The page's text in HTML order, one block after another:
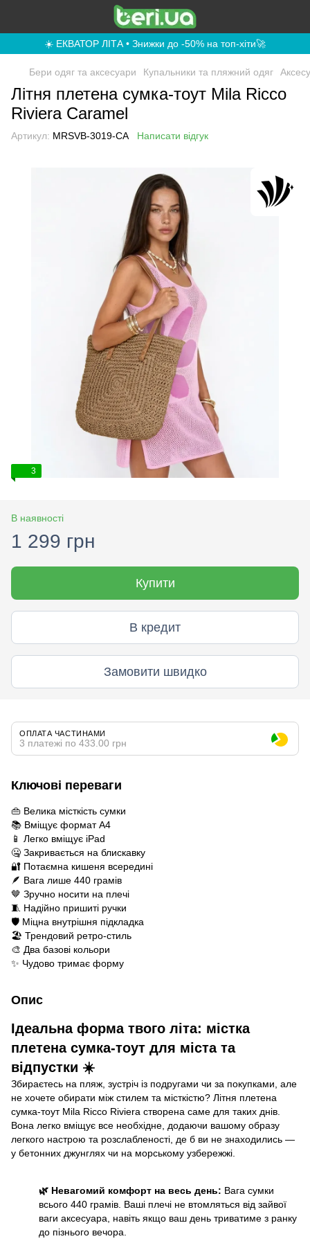
☀️ ЕКВАТОР ЛІТА • Знижки до -50% на топ-хіти🚀
Бери одяг та аксесуари Купальники та пляжний одяг
Літня плетена сумка-тоут Mila Ricco
Riviera Caramel
Артикул: MRSVB-3019-CA Написати відгук
3
В наявності
1 299 грн
Купити
В кредит
Замовити швидко
ОПЛАТА ЧАСТИНАМИ
3 платежі по 433.00 грн
Ключові переваги
👜 Велика місткість сумки
📚 Вміщує формат А4
📱 Легко вміщує iPad
🤐 Закривається на блискавку
🔐 Потаємна кишеня всередині
🪶 Вага лише 440 грамів
🤎 Зручно носити на плечі
🧵 Надійно пришиті ручки
🛡️ Міцна внутрішня підкладка
🏖️ Трендовий ретро-стиль
🎨 Два базові кольори
✨ Чудово тримає форму
Опис
Ідеальна форма твого літа: містка
плетена сумка-тоут для міста та
відпустки ☀️
Збираєтесь на пляж, зустріч із подругами чи за покупками, але
не хочете обирати між стилем та місткістю? Літня плетена
сумка-тоут Mila Ricco Riviera створена саме для таких днів.
Вона легко вміщує все необхідне, додаючи вашому образу
легкого настрою та розслабленості, де б ви не знаходились —
у бетонних джунглях чи на морському узбережжі.
🌿 Невагомий комфорт на весь день: Вага сумки
всього 440 грамів. Ваші плечі не втомляться від зайвої
ваги аксесуара, навіть якщо ваш день триватиме з ранку
до пізнього вечора.